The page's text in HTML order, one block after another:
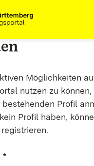
Möglichkeiten
nutzen zu können,
Profil
Profil haben,
*